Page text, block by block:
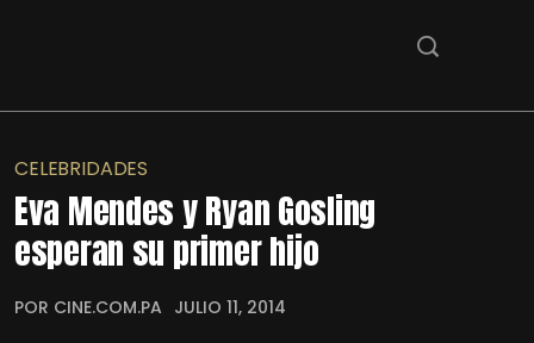
CELEBRIDADES
Eva Mendes y Ryan Gosling
esperan su primer hijo
POR CINE.COM.PA JULIO 11, 2014